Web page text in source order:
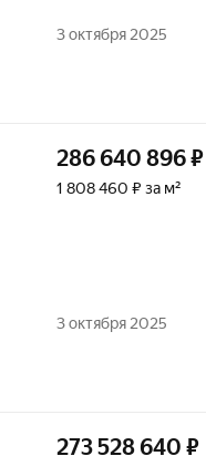
3 октября 2025
286 640 896₽
1 808 460 ₽ за м²
3 октября 2025
273 528 640 ₽